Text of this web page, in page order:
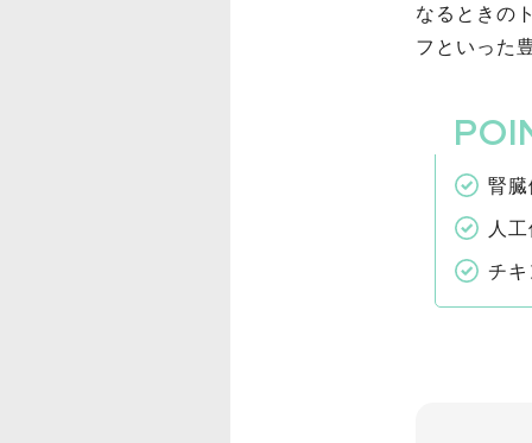
なるときの
フといった
腎
人
チ